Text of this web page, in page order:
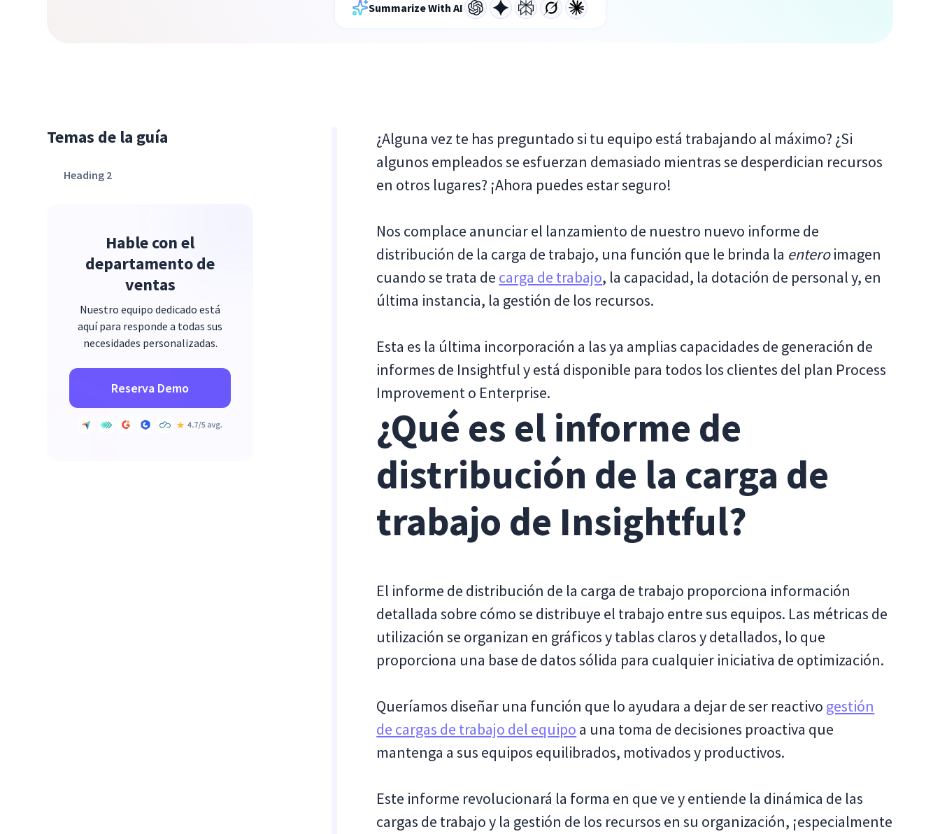
Summarize With AI
Temas de la guía
Heading 2
Hable con el
departamento de
ventas
Nuestro equipo dedicado está
aquí para responde a todas sus
necesidades personalizadas.
Reserva Demo
¿Alguna vez te has preguntado si tu equipo está trabajando al máximo? ¿Si
algunos empleados se esfuerzan demasiado mientras se desperdician recursos
en otros lugares? ¡Ahora puedes estar seguro!
Nos complace anunciar el lanzamiento de nuestro nuevo informe de
distribución de la carga de trabajo, una función que le brinda la enteroimagen
cuando se trata de carga de trabajo, la capacidad, la dotación de personal y, en
última instancia, la gestión de los recursos.
Esta es la última incorporación a las ya amplias capacidades de generación de
informes de Insightful y está disponible para todos los clientes del plan Process
Improvement o Enterprise.
¿Qué es el informe de
distribución de la carga de
trabajo de Insightful?
El informe de distribución de la carga de trabajo proporciona información
detallada sobre cómo se distribuye el trabajo entre sus equipos. Las métricas de
utilización se organizan en gráficos y tablas claros y detallados, lo que
proporciona una base de datos sólida para cualquier iniciativa de optimización.
Queríamos diseñar una función que lo ayudara a dejar de ser reactivo gestión
de cargas de trabajo del equipo a una toma de decisiones proactiva que
mantenga a sus equipos equilibrados, motivados y productivos.
Este informe revolucionará la forma en que ve y entiende la dinámica de las
cargas de trabajo y la gestión de los recursos en su organización, ¡especialmente